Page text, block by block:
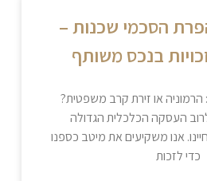
הסכמי שכנות –
בנכס משותף
או זירת קרב משפטית?
העסקה הכלכלית הגדולה
אנו משקיעים את מיטב כספנו
כדי לזכות